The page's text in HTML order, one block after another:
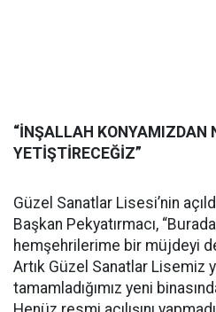
“İNŞALLAH KONYAMIZDAN
YETİŞTİRECEĞİZ”
Güzel Sanatlar Lisesi’nin
Başkan Pekyatırmacı,
hemşehrilerime bir müjdeyi
Artık Güzel Sanatlar Lisemiz
tamamladığımız yeni